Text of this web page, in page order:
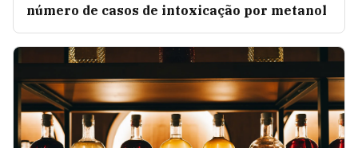
número de casos de intoxicação por metanol